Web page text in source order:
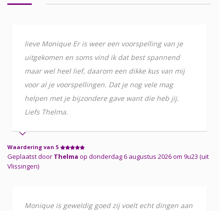
lieve Monique Er is weer een voorspelling van je
uitgekomen en soms vind ik dat best spannend
maar wel heel lief, daarom een dikke kus van mij
voor al je voorspellingen. Dat je nog vele mag
helpen met je bijzondere gave want die heb jij.
Liefs Thelma.
Waardering van 5
Geplaatst door Thelma op donderdag 6 augustus 2026 om 9u23 (uit
Vlissingen)
Monique is geweldig goed zij voelt echt dingen aan